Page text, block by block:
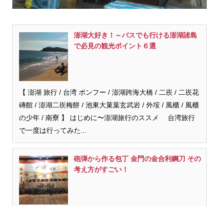
澎湖大好き！～バスでも行ける澎湖諸島
で必見の観光ポイント６選
【 澎湖 旅行 / 台湾 ポンフー / 澎湖跨海大橋 / 二崁 / 二崁花
磚館 / 澎湖二崁梅餅 / 池東大菓葉玄武岩 / 外垵 / 風櫃 / 風櫃
の少年 / 南寮 】 はじめに〜澎湖旅行のススメ 台湾旅行
で一度は行ってみた...
砲弾から作る包丁 金門の金合利鋼刀 その
考え方がすごい！